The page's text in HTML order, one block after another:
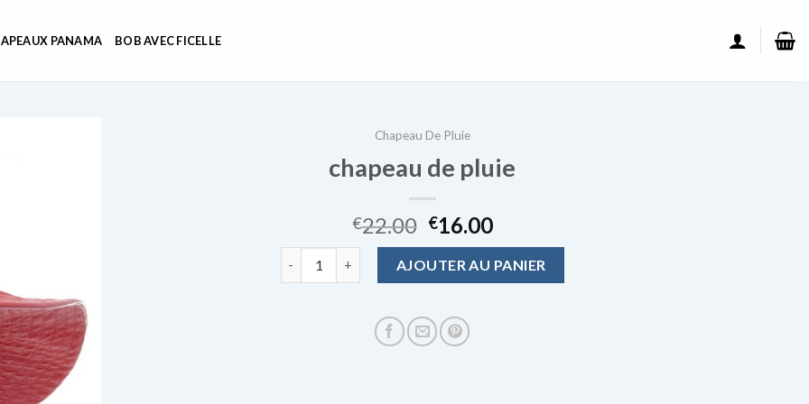
PANAMA BOB AVEC FICELLE
Chapeau De Pluie
chapeau de pluie
€22.00 €16.00
AJOUTER AU PANIER